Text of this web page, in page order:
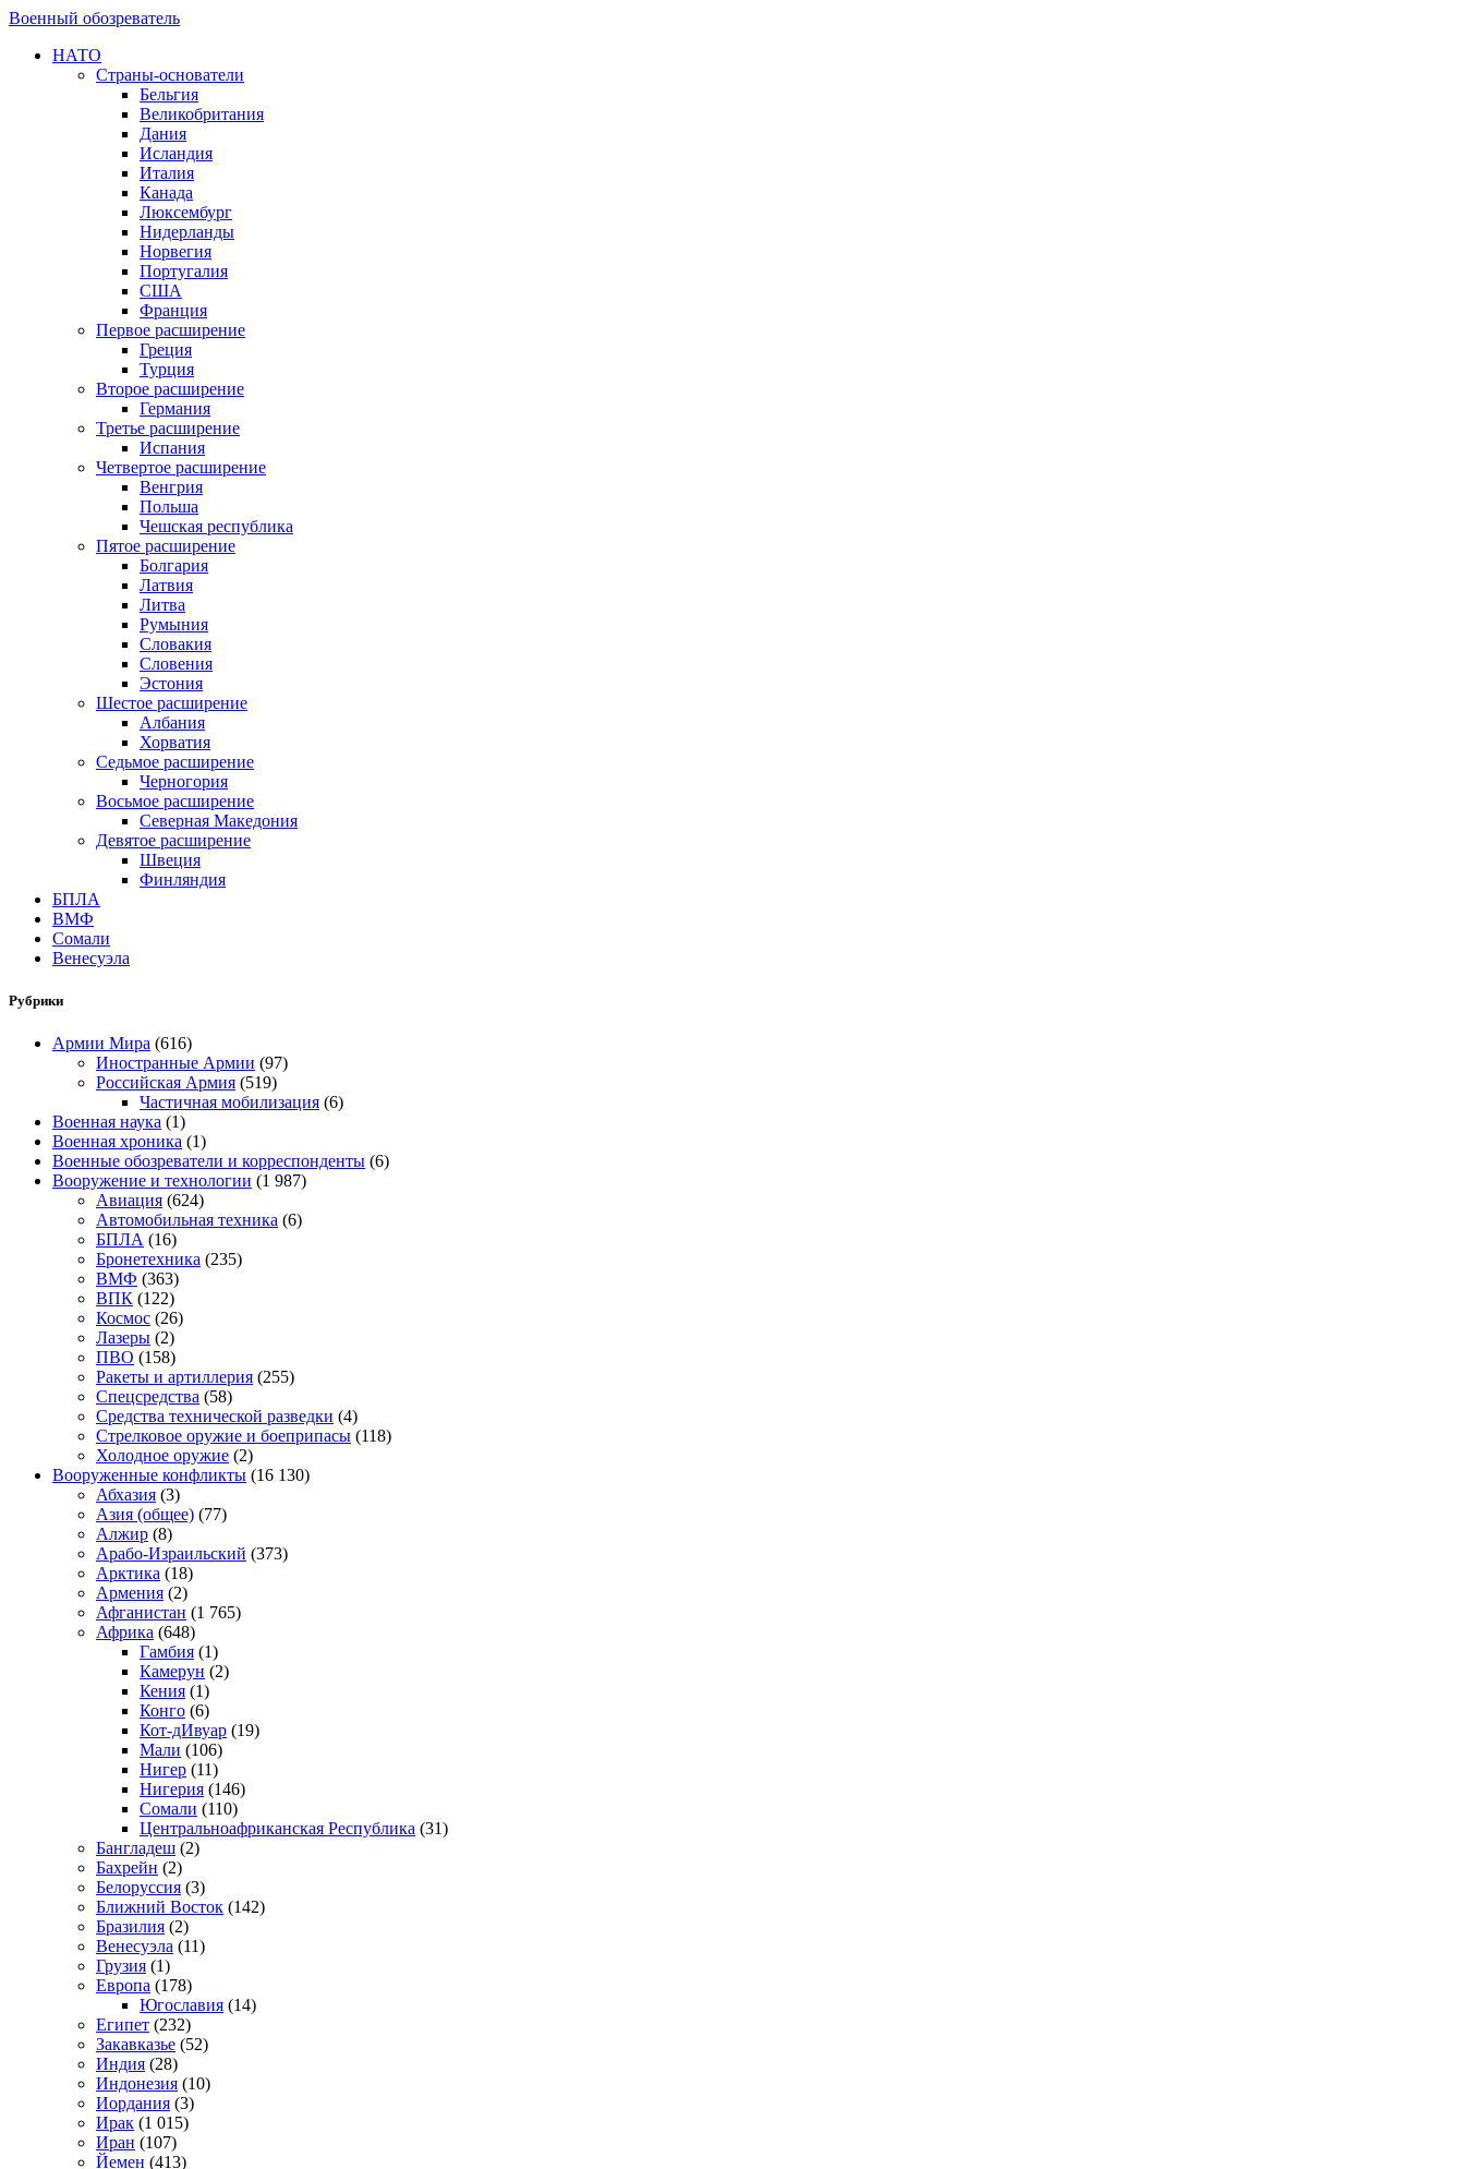
Военный обозреватель
НАТО
Страны-основатели
Бельгия
Великобритания
Дания
Исландия
Италия
Канада
Люксембург
Нидерланды
Норвегия
Португалия
США
Франция
Первое расширение
Греция
Турция
Второе расширение
Германия
Третье расширение
Испания
Четвертое расширение
Венгрия
Польша
Чешская республика
Пятое расширение
Болгария
Латвия
Литва
Румыния
Словакия
Словения
Эстония
Шестое расширение
Албания
Хорватия
Седьмое расширение
Черногория
Восьмое расширение
Северная Македония
Девятое расширение
Швеция
Финляндия
БПЛА
ВМФ
Сомали
Венесуэла
Рубрики
Армии Мира (616)
Иностранные Армии (97)
Российская Армия (519)
Частичная мобилизация (6)
Военная наука (1)
Военная хроника (1)
Военные обозреватели и корреспонденты (6)
Вооружение и технологии (1 987)
Авиация (624)
Автомобильная техника (6)
БПЛА (16)
Бронетехника (235)
ВМФ (363)
ВПК (122)
Космос (26)
Лазеры (2)
ПВО (158)
Ракеты и артиллерия (255)
Спецсредства (58)
Средства технической разведки (4)
Стрелковое оружие и боеприпасы (118)
Холодное оружие (2)
Вооруженные конфликты (16 130)
Абхазия (3)
Азия (общее) (77)
Алжир (8)
Арабо-Израильский (373)
Арктика (18)
Армения (2)
Афганистан (1 765)
Африка (648)
Гамбия (1)
Камерун (2)
Кения (1)
Конго (6)
Кот-дИвуар (19)
Мали (106)
Нигер (11)
Нигерия (146)
Сомали (110)
Центральноафриканская Республика (31)
Бангладеш (2)
Бахрейн (2)
Белоруссия (3)
Ближний Восток (142)
Бразилия (2)
Венесуэла (11)
Грузия (1)
Европа (178)
Югославия (14)
Египет (232)
Закавказье (52)
Индия (28)
Индонезия (10)
Иордания (3)
Ирак (1 015)
Иран (107)
Йемен (413)